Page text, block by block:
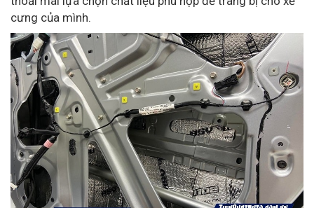
cưng của mình.